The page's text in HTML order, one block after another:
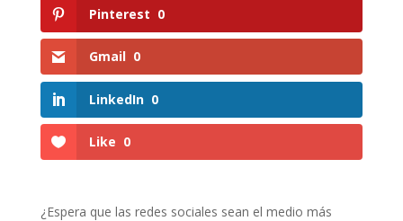
Pinterest 0
Gmail 0
LinkedIn 0
Like 0
¿Espera que las redes sociales sean el medio más